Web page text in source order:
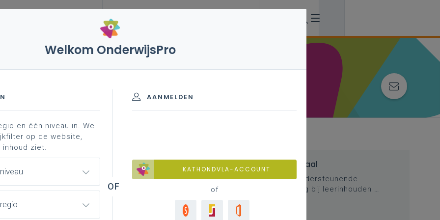
vakken en leerplannen 2de graad
- A-finaliteit
Basisinformatie over het leerplan.
Inspirerend materiaal
Didactische tips, ondersteunende
documenten, duiding bij leerinhouden …
Welkom OnderwijsPro
AANMELDEN
KATHONDVLA-ACCOUNT
of
en één niveau in. We
op de website,
ziet.